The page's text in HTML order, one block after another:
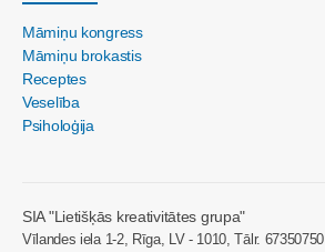
Māmiņu kongress
Māmiņu brokastis
Receptes
Veselība
Psiholoģija
SIA "Lietišķās kreativitātes grupa"
Vīlandes iela 1-2, Rīga, LV - 1010, Tālr. 67350750